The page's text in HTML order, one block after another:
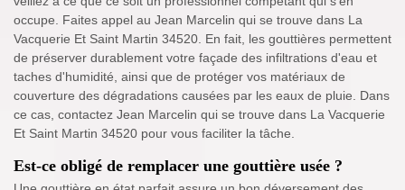
occupe. Faites appel au Jean Marcelin qui se trouve dans La
Vacquerie Et Saint Martin 34520. En fait, les gouttières permettent
de préserver durablement votre façade des infiltrations d'eau et
taches d'humidité, ainsi que de protéger vos matériaux de
couverture des dégradations causées par les eaux de pluie. Dans
ce cas, contactez Jean Marcelin qui se trouve dans La Vacquerie
Et Saint Martin 34520 pour vous faciliter la tâche.
Est-ce obligé de remplacer une gouttière usée ?